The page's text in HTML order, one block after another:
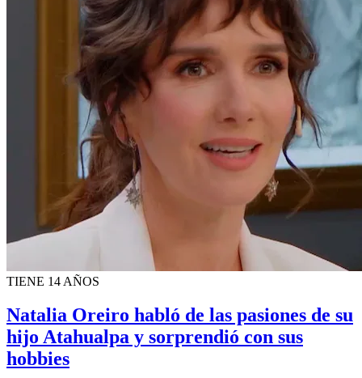
TIENE 14 AÑOS
Natalia Oreiro habló de las pasiones de su
hijo Atahualpa y sorprendió con sus
hobbies